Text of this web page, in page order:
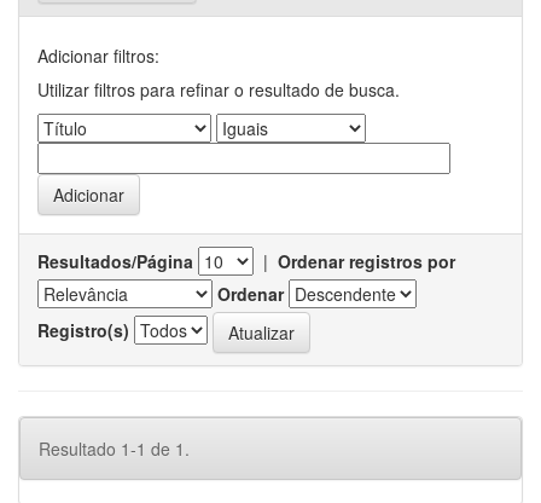
Adicionar filtros:
Utilizar filtros para refinar o resultado de busca.
Resultados/Página | Ordenar registros por
Ordenar
Registro(s)
Resultado 1-1 de 1.